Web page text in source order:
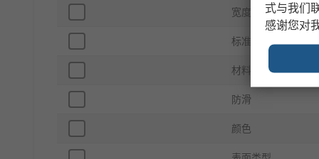
宽度
标准/认证
材料
防滑
颜色
式与我们
感谢您对